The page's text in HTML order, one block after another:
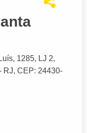
, 1285, LJ 2,
RJ, CEP: 24430-